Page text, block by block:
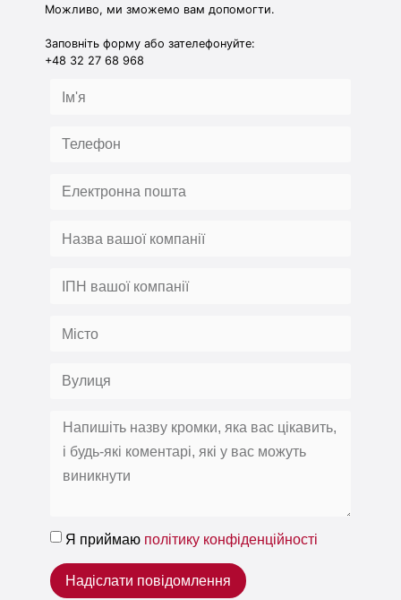
Можливо, ми зможемо вам допомогти.
Заповніть форму або зателефонуйте:
+48 32 27 68 968
Я приймаю політику конфіденційності
Надіслати повідомлення